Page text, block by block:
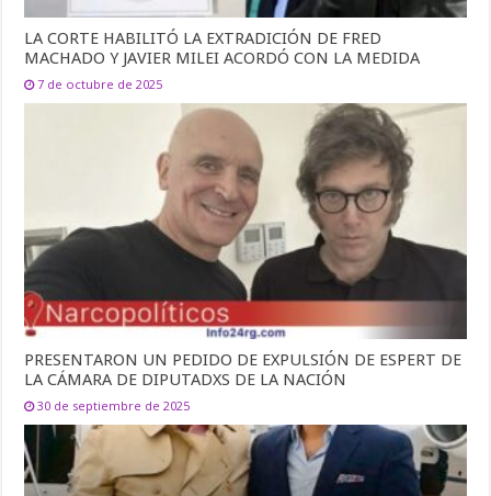
LA CORTE HABILITÓ LA EXTRADICIÓN DE FRED
MACHADO Y JAVIER MILEI ACORDÓ CON LA MEDIDA
7 de octubre de 2025
PRESENTARON UN PEDIDO DE EXPULSIÓN DE ESPERT DE
LA CÁMARA DE DIPUTADXS DE LA NACIÓN
30 de septiembre de 2025